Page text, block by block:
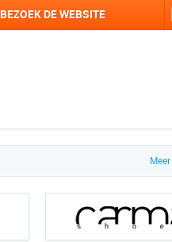
BEZOEK DE WEBSITE